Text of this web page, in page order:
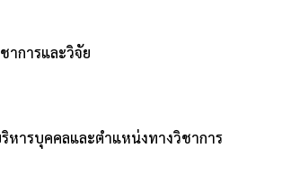
าการและวิจัย
หารบุคคลและตำแหน่งทางวิชาการ